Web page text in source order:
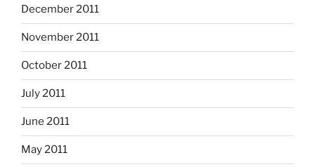
December 2011
November 2011
October 2011
July 2011
June 2011
May 2011